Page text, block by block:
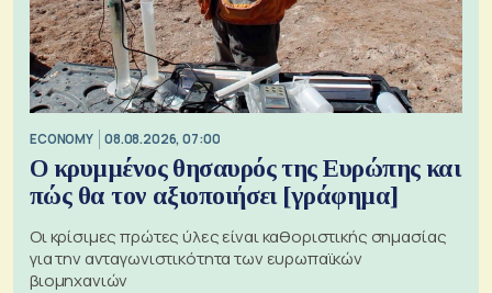
ECONOMY 08.08.2026, 07:00
Ο κρυμμένος θησαυρός της Ευρώπης και
πώς θα τον αξιοποιήσει [γράφημα]
Οι κρίσιμες πρώτες ύλες είναι καθοριστικής σημασίας
για την ανταγωνιστικότητα των ευρωπαϊκών
βιομηχανιών